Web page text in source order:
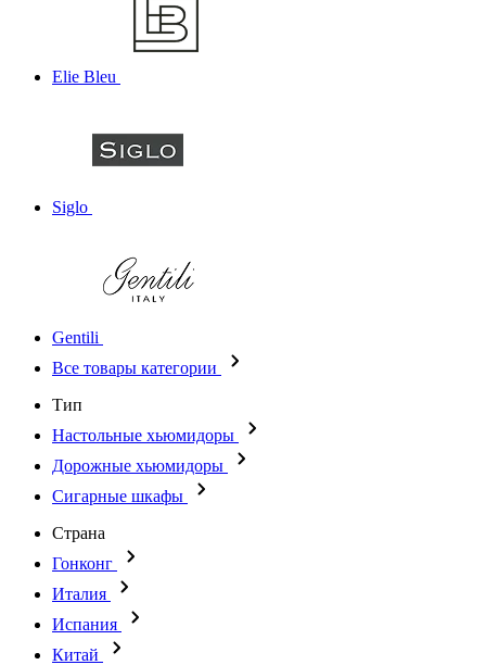
Elie Bleu
Siglo
Gentili
Все товары категории
Тип
Настольные хьюмидоры
Дорожные хьюмидоры
Сигарные шкафы
Страна
Гонконг
Италия
Испания
Китай